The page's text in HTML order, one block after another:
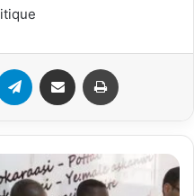
Telegram Partager par email